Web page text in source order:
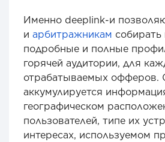
Именно deeplink-и
и арбитражникам
подробные и полные
горячей аудитории, для
отрабатываемых
аккумулируется
географическом
пользователей, типе их
интересах, используемом